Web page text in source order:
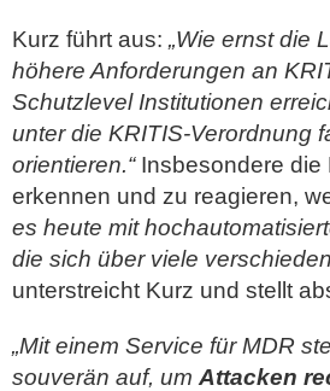
Kurz führt aus: „Wie ernst die
höhere Anforderungen an
Schutzlevel Institutionen
unter die KRITIS-Verordnung
orientieren.“Insbesondere die
erkennen und zu reagieren,
es heute mit
die sich über viele
unterstreicht Kurz und stellt
„Mit einem Service für MDR
souverän auf, um Attacken